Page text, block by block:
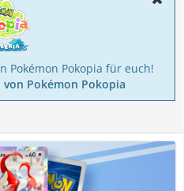
Pokémon Pokopia für euch!
Pokémon Pokopia